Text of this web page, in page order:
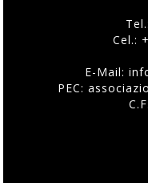
Cel.:
E-Mail:
PEC: